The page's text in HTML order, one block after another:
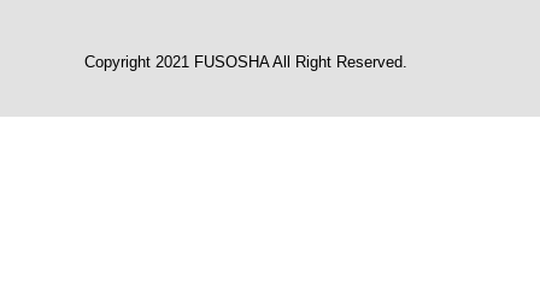
Copyright 2021 FUSOSHA All Right Reserved.